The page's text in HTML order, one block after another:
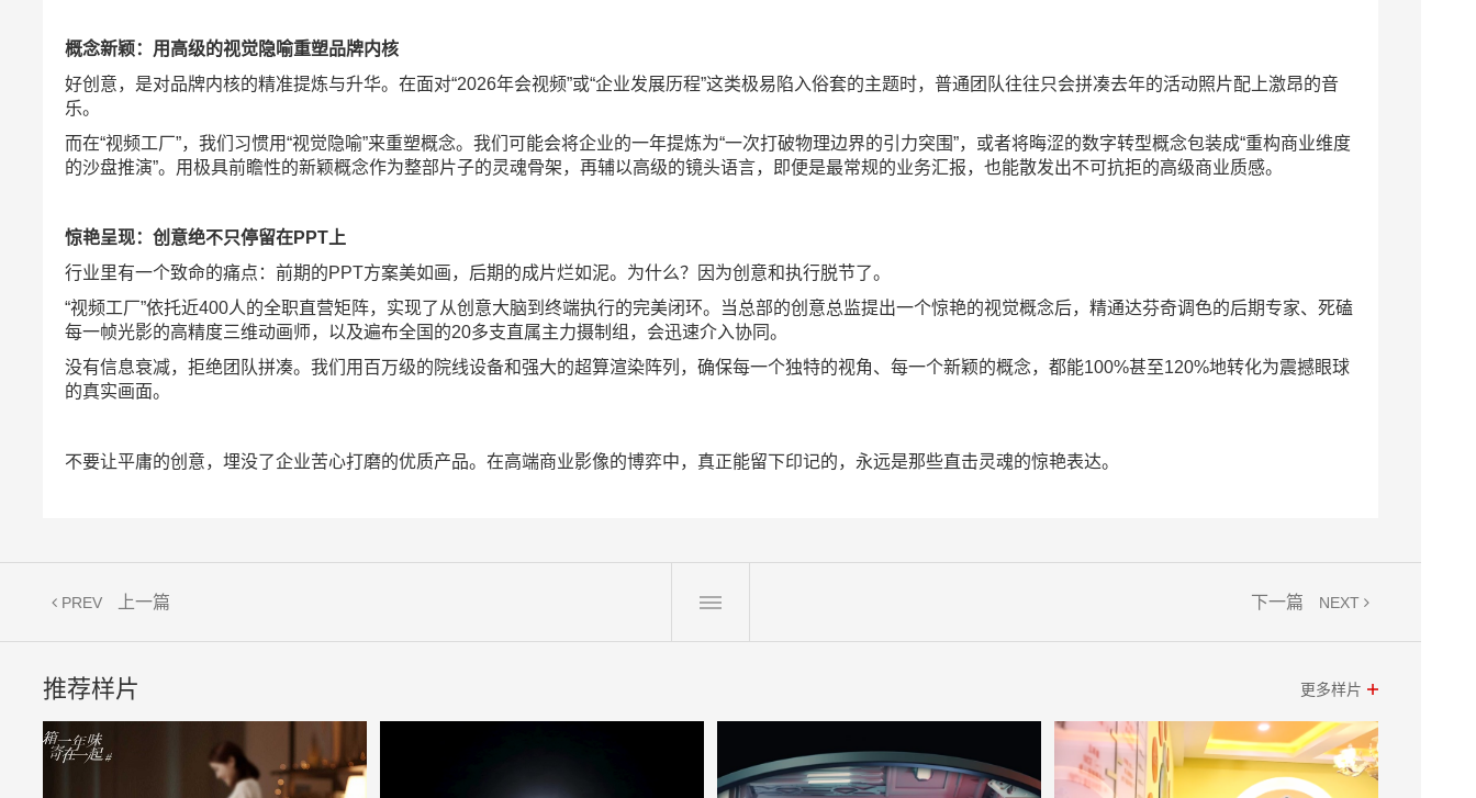
概念新颖：用高级的视觉隐喻重塑品牌内核
好创意，是对品牌内核的精准提炼与升华。在面对“2026年会视频”或“企业发展历程”这类极易陷入俗套的主题时，普通团队往往只会拼凑去年的活动照片配上激昂的音
乐。
而在“视频工厂”，我们习惯用“视觉隐喻”来重塑概念。我们可能会将企业的一年提炼为“一次打破物理边界的引力突围”，或者将晦涩的数字转型概念包装成“重构商业维度
的沙盘推演”。用极具前瞻性的新颖概念作为整部片子的灵魂骨架，再辅以高级的镜头语言，即便是最常规的业务汇报，也能散发出不可抗拒的高级商业质感。
惊艳呈现：创意绝不只停留在PPT上
行业里有一个致命的痛点：前期的PPT方案美如画，后期的成片烂如泥。为什么？因为创意和执行脱节了。
“视频工厂”依托近400人的全职直营矩阵，实现了从创意大脑到终端执行的完美闭环。当总部的创意总监提出一个惊艳的视觉概念后，精通达芬奇调色的后期专家、死磕
每一帧光影的高精度三维动画师，以及遍布全国的20多支直属主力摄制组，会迅速介入协同。
没有信息衰减，拒绝团队拼凑。我们用百万级的院线设备和强大的超算渲染阵列，确保每一个独特的视角、每一个新颖的概念，都能100%甚至120%地转化为震撼眼球
的真实画面。
不要让平庸的创意，埋没了企业苦心打磨的优质产品。在高端商业影像的博弈中，真正能留下印记的，永远是那些直击灵魂的惊艳表达。
PREV 上一篇 NEXT
下一篇
推荐样片 更多样片